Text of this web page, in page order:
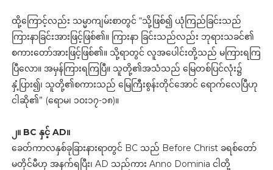
ထို့ကြောင့်လည်း သမ္မာကျမ်းစာတွင် “သို့ဖြစ်၍ ယုံကြည်ခြင်းသည်
ကြားနာခြင်းအားဖြင့်ဖြစ်၏။ ကြားနာ ခြင်းသည်လည်း ဘုရားသခင်၏
စကားတော်အားဖြင့်ဖြစ်၏။ သို့ရာတွင် လူအပေါင်းတို့သည် မကြားရကြ
ပြီလော။ အမှန်ကြားရကြပြီ။ သူတို့၏အသံသည် မြေတစ်ပြင်လုံး၌
နှံ့ပြား၍၊ သူတို့၏စကားသည် မြေကြီးစွန်းတိုင်အောင် ရောက်လေပြီဟု
ငါဆို၏” (ရောမ၊ ၁ဝး၁၇-၁၈)။
၂။ BC နှင့် AD။
ခေတ်ကာလနှစ်ခုခြားနားရာတွင် BC သည် Before Christ ခရစ်တော်
မတိုင်မီဟု အနက်ရပြီး၊ AD သည်ကား Anno Dominia ငါတို့